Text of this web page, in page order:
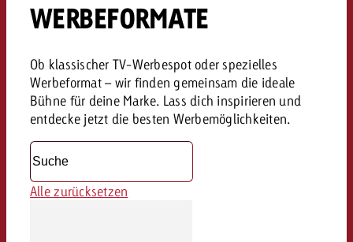
WERBEFORMATE
Ob klassischer TV-Werbespot oder spezielles
Werbeformat – wir finden gemeinsam die ideale
Bühne für deine Marke. Lass dich inspirieren und
entdecke jetzt die besten Werbemöglichkeiten.
Alle zurücksetzen